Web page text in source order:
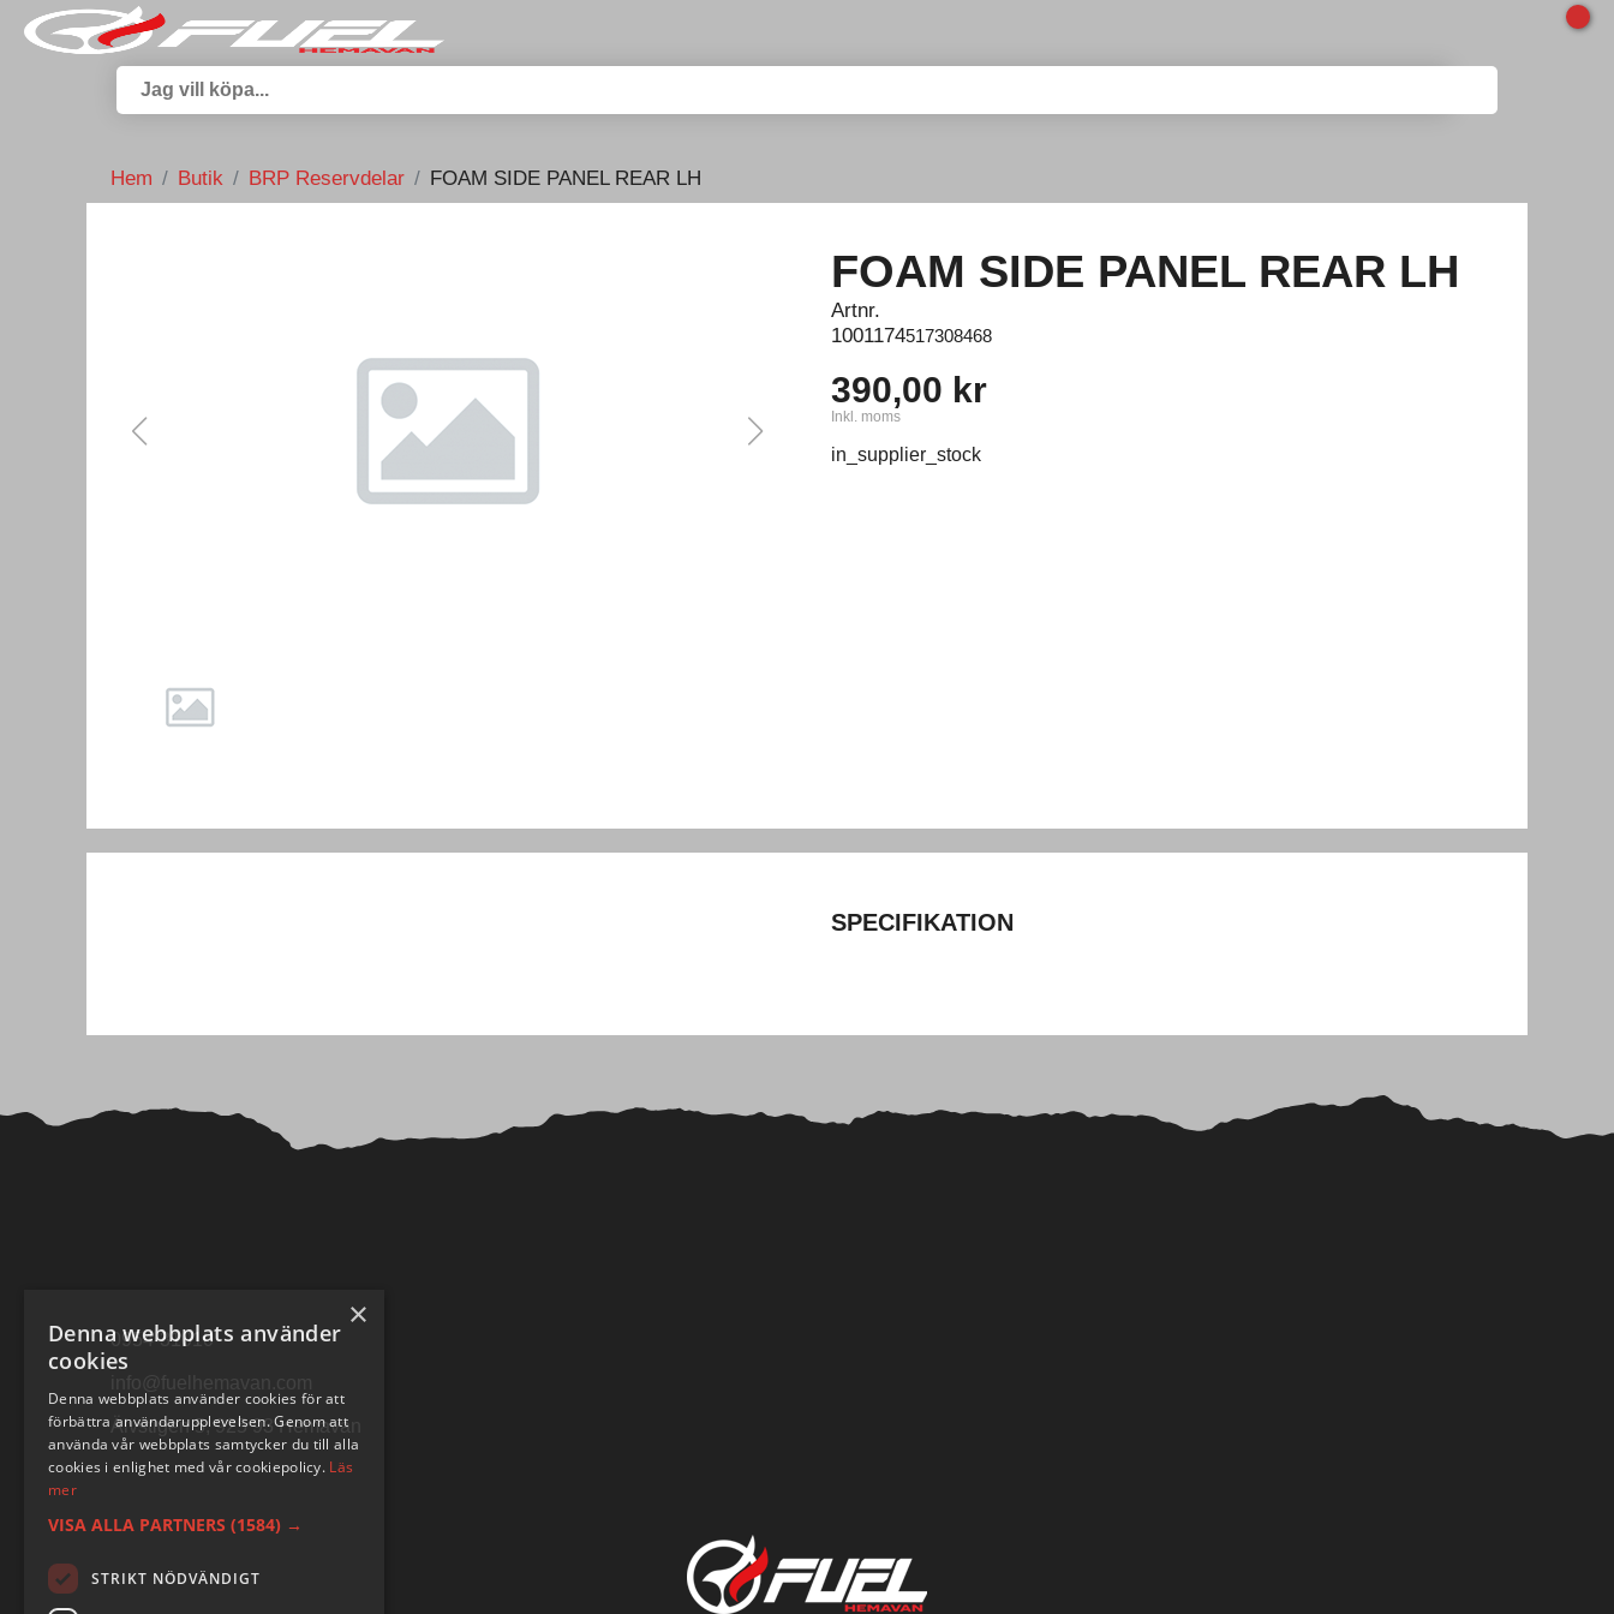
Hem Butik BRP Reservdelar FOAM SIDE PANEL REAR LH
FOAM SIDE PANEL REAR LH
Artnr.
1001174517308468
390,00 kr
Inkl. moms
in_supplier_stock
SPECIFIKATION
0954-31010
Älvstigen 5, 925 93 Hemavan
×
Denna webbplats använder
cookies
Denna webbplats använder cookies för att
förbättra användarupplevelsen. Genom att
använda vår webbplats samtycker du till alla
cookies i enlighet med vår cookiepolicy. Läs
mer
VISA ALLA PARTNERS (1584) →
STRIKT NÖDVÄNDIGT